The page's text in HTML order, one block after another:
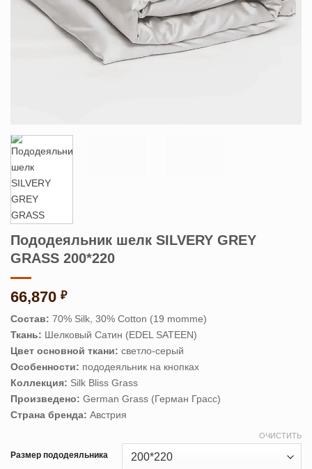
Пододеяльник шелк SILVERY GREY
GRASS 200*220
66,870 ₽
Состав: 70% Silk, 30% Cotton (19 momme)
Ткань: Шелковый Сатин (EDEL SATEEN)
Цвет основной ткани: светло-серый
Особенности: пододеяльник на кнопках
Коллекция: Silk Bliss Grass
Произведено: German Grass (Герман Грасс)
Страна бренда: Австрия
Размер пододеяльника
ОЧИСТИТЬ